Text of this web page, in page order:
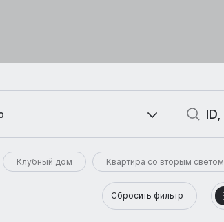
Клубный дом Квартира со вторым светом
Сбросить фильтр